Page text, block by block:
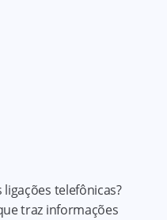
telefônicas?
traz informações